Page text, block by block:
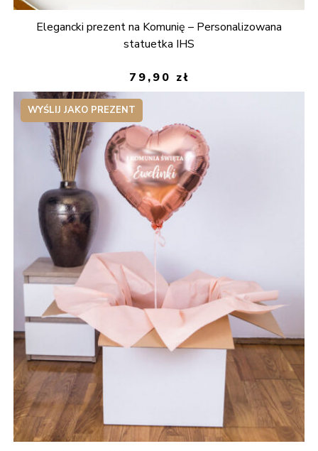
Elegancki prezent na Komunię – Personalizowana
statuetka IHS
79,90 zł
WYŚLIJ JAKO PREZENT